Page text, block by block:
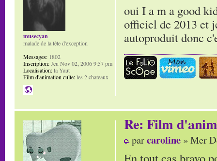
oui I a m a good
officiel de 2013 et
autoproduit donc
musecyan
malade de la tête d'exception
Messages: 1802
Inscription:Jeu Nov 02, 2006 9:57 pm
Localisation:la Yaut
Film d'animation culte:les 2 chateaux
Re: Film
parcaroline » Mer